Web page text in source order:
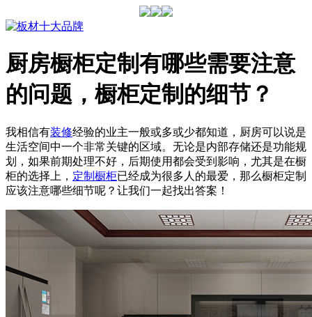
厨房橱柜定制有哪些需要注意
的问题，橱柜定制的细节？
我相信有装修经验的业主一般或多或少都知道，厨房可以说是
生活空间中一个非常关键的区域。无论是内部存储还是功能规
划，如果前期处理不好，后期使用都会受到影响，尤其是在橱
柜的选择上， 定制橱柜已经成为很多人的最爱，那么橱柜定制
应该注意哪些细节呢？让我们一起找出答案！